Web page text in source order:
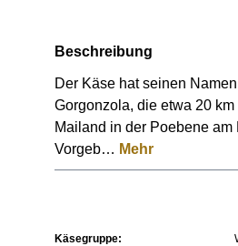
Beschreibung
Der Käse hat seinen
Gorgonzola, die etwa 20
Mailand in der Poebene am
Vorgeb… Mehr
Käsegruppe: